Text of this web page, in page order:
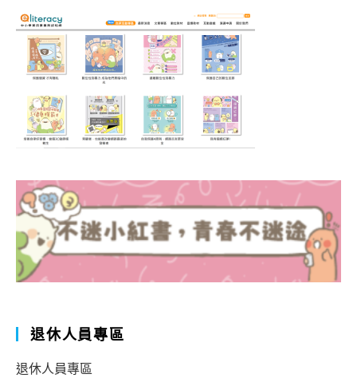
退休人員專區
退休人員專區